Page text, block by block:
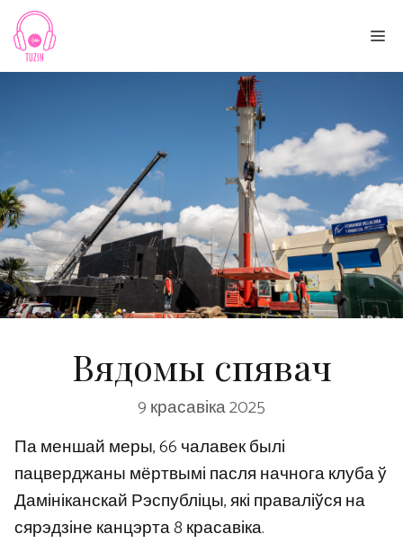
Skip
content
Вядомы спявач
9 красавіка 2025
Па меншай меры, 66 чалавек былі
пацверджаны мёртвымі пасля начнога клуба ў
Дамініканскай Рэспубліцы, які праваліўся на
сярэдзіне канцэрта 8 красавіка.